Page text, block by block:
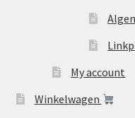
My account
Winkelwagen